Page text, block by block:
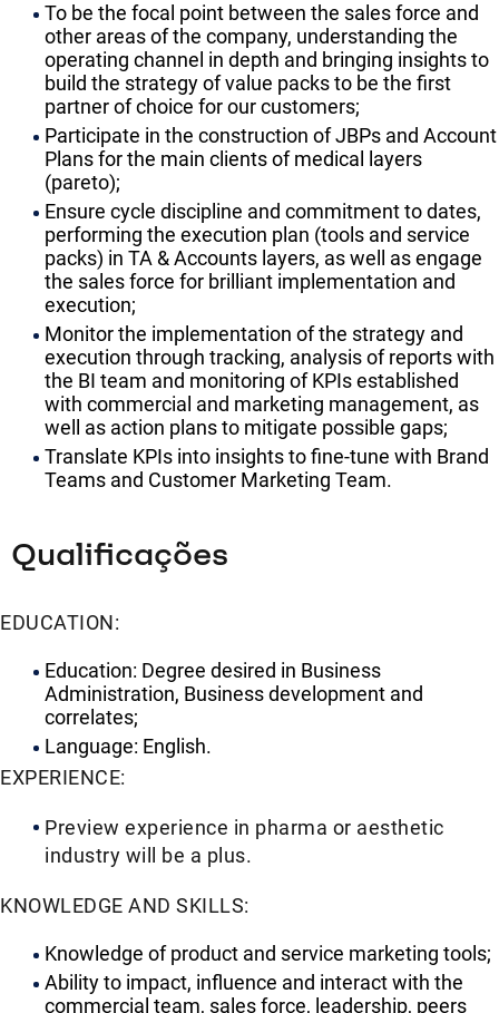
To be the focal point between the sales force and
other areas of the company, understanding the
operating channel in depth and bringing insights to
build the strategy of value packs to be the first
partner of choice for our customers;
Participate in the construction of JBPs and Account
Plans for the main clients of medical layers
(pareto);
Ensure cycle discipline and commitment to dates,
performing the execution plan (tools and service
packs) in TA & Accounts layers, as well as engage
the sales force for brilliant implementation and
execution;
Monitor the implementation of the strategy and
execution through tracking, analysis of reports with
the BI team and monitoring of KPIs established
with commercial and marketing management, as
well as action plans to mitigate possible gaps;
Translate KPIs into insights to fine-tune with Brand
Teams and Customer Marketing Team.
Qualificações
EDUCATION:
Education: Degree desired in Business
Administration, Business development and
correlates;
Language: English.
EXPERIENCE:
Preview experience in pharma or aesthetic
industry will be a plus.
KNOWLEDGE AND SKILLS:
Knowledge of product and service marketing tools;
Ability to impact, influence and interact with the
commercial team, sales force, leadership, peers